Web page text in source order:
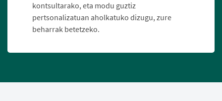
kontsultarako, eta modu guztiz
pertsonalizatuan aholkatuko dizugu, zure
beharrak betetzeko.